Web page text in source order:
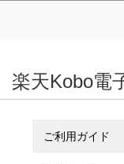
楽天Kobo電
ご利用ガイド